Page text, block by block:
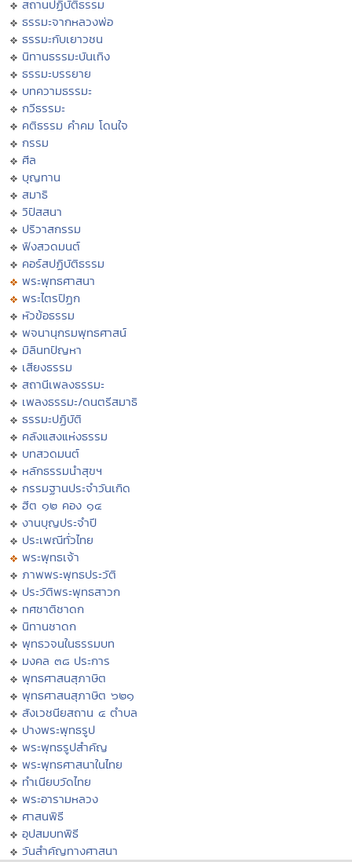
สถานปฏิบัติธรรม
ธรรมะจากหลวงพ่อ
ธรรมะกับเยาวชน
นิทานธรรมะบันเทิง
ธรรมะบรรยาย
บทความธรรมะ
กวีธรรมะ
คติธรรม คำคม โดนใจ
กรรม
ศีล
บุญทาน
สมาธิ
วิปัสสนา
ปริวาสกรรม
ฟังสวดมนต์
คอร์สปฏิบัติธรรม
พระพุทธศาสนา
พระไตรปิฏก
หัวข้อธรรม
พจนานุกรมพุทธศาสน์
มิลินทปัญหา
เสียงธรรม
สถานีเพลงธรรมะ
เพลงธรรมะ/ดนตรีสมาธิ
ธรรมะปฏิบัติ
คลังแสงแห่งธรรม
บทสวดมนต์
หลักธรรมนำสุขฯ
กรรมฐานประจำวันเกิด
ฮีต ๑๒ คอง ๑๔
งานบุญประจำปี
ประเพณีทั่วไทย
พระพุทธเจ้า
ภาพพระพุทธประวัติ
ประวัติพระพุทธสาวก
ทศชาติชาดก
นิทานชาดก
พุทธวจนในธรรมบท
มงคล ๓๘ ประการ
พุทธศาสนสุภาษิต
พุทธศาสนสุภาษิต ๖๒๑
สังเวชนียสถาน ๔ ตำบล
ปางพระพุทธรูป
พระพุทธรูปสำคัญ
พระพุทธศาสนาในไทย
ทำเนียบวัดไทย
พระอารามหลวง
ศาสนพิธี
อุปสมบทพิธี
วันสำคัญทางศาสนา